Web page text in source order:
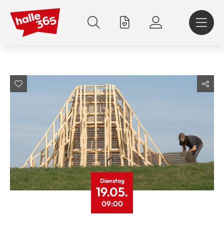
zum
Inhalt
Dienstag
19.05.
09:00